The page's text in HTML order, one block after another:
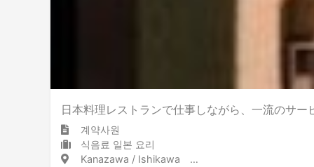
日本料理レストランで仕事しながら、一流のサー
계약사원
식음료 일본 요리
Kanazawa / Ishikawa 金沢 / 石川県